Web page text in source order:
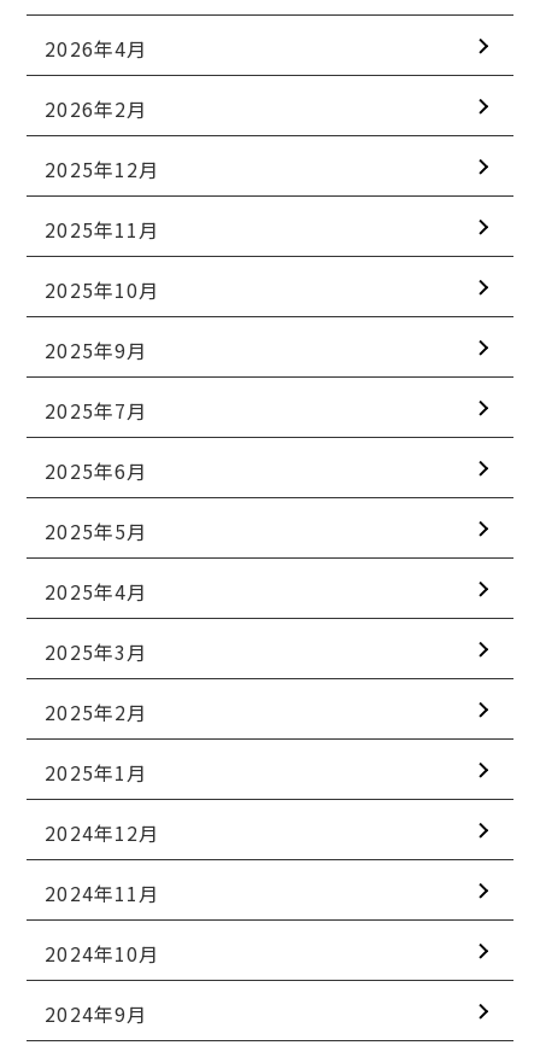
2026年4月
2026年2月
2025年12月
2025年11月
2025年10月
2025年9月
2025年7月
2025年6月
2025年5月
2025年4月
2025年3月
2025年2月
2025年1月
2024年12月
2024年11月
2024年10月
2024年9月